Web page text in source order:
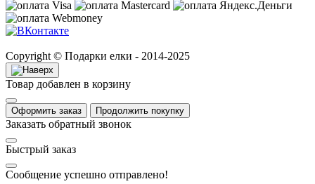
Copyright © Подарки елки - 2014-2025
Товар добавлен в корзину
Оформить заказ Продолжить покупку
Заказать обратный звонок
Быстрый заказ
Сообщение успешно отправлено!